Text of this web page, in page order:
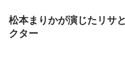
松本まりかが演じたリサ
クター